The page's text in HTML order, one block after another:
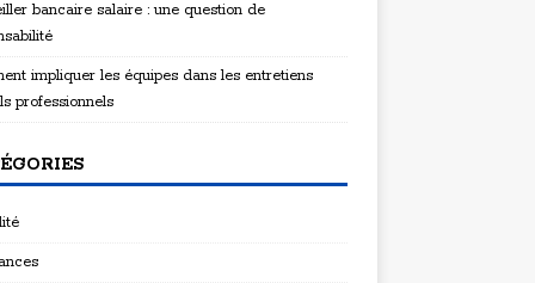
bancaire salaire : une question de
impliquer les équipes dans les entretiens
professionnels